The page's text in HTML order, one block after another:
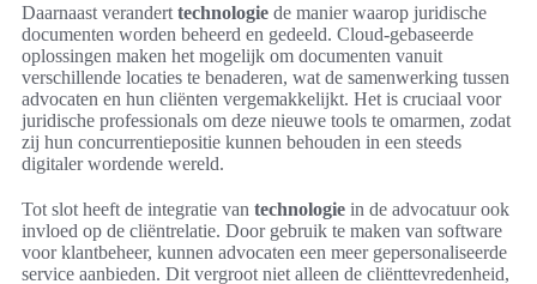
Daarnaast verandert technologie de manier waarop juridische
documenten worden beheerd en gedeeld. Cloud-gebaseerde
oplossingen maken het mogelijk om documenten vanuit
verschillende locaties te benaderen, wat de samenwerking tussen
advocaten en hun cliënten vergemakkelijkt. Het is cruciaal voor
juridische professionals om deze nieuwe tools te omarmen, zodat
zij hun concurrentiepositie kunnen behouden in een steeds
digitaler wordende wereld.
Tot slot heeft de integratie van technologie in de advocatuur ook
invloed op de cliëntrelatie. Door gebruik te maken van software
voor klantbeheer, kunnen advocaten een meer gepersonaliseerde
service aanbieden. Dit vergroot niet alleen de cliënttevredenheid,